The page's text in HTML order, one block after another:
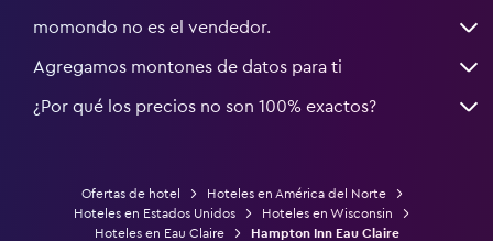
momondo no es el vendedor.
Agregamos montones de datos para ti
¿Por qué los precios no son 100% exactos?
Ofertas de hotel
Hoteles en América del Norte
Hoteles en Estados Unidos
Hoteles en Wisconsin
Hoteles en Eau Claire
Hampton Inn Eau Claire